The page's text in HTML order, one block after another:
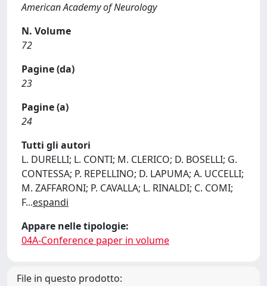
American Academy of Neurology
N. Volume
72
Pagine (da)
23
Pagine (a)
24
Tutti gli autori
L. DURELLI; L. CONTI; M. CLERICO; D. BOSELLI; G.
CONTESSA; P. REPELLINO; D. LAPUMA; A. UCCELLI;
M. ZAFFARONI; P. CAVALLA; L. RINALDI; C. COMI;
F...espandi
Appare nelle tipologie:
04A-Conference paper in volume
File in questo prodotto: